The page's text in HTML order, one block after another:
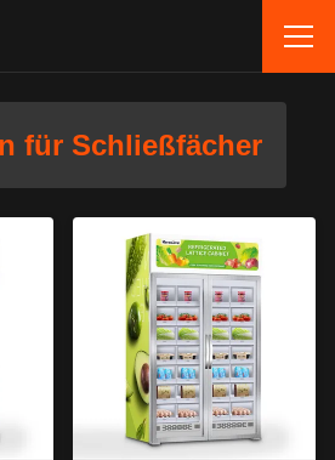
für Schließfächer